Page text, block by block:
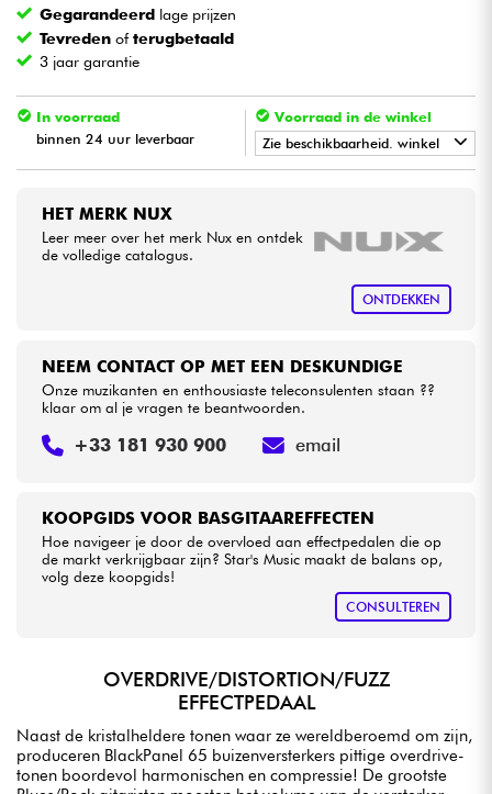
Blaasinstrument
Viool & Quatuor
Kinderen
Kabels & toebehoren
Bekijk onze merken
Gegarandeerd lage prijzen
Tevreden ofterugbetaald
3 jaar garantie
In voorraad
binnen 24 uur leverbaar
Voorraad in de winkel
Zie beschikbaarheid. winkel
• Star'SMusicLILLE
HET MERK NUX
Leer meer over het merk Nux en ontdek
de volledige catalogus.
ONTDEKKEN
KOOPGIDS VOOR BASGITAAREFFECTEN
Hoe navigeer je door de overvloed aan effectpedalen die op
de markt verkrijgbaar zijn? Star's Music maakt de balans op,
volg deze koopgids!
CONSULTEREN
NEEM CONTACT OP MET EEN DESKUNDIGE
Onze muzikanten en enthousiaste teleconsulenten staan ??
klaar om al je vragen te beantwoorden.
+33 181 930 900 email
OVERDRIVE/DISTORTION/FUZZ
EFFECTPEDAAL
Naast de kristalheldere tonen waar ze wereldberoemd om zijn,
produceren BlackPanel 65 buizenversterkers pittige overdrive-
tonen boordevol harmonischen en compressie! De grootste